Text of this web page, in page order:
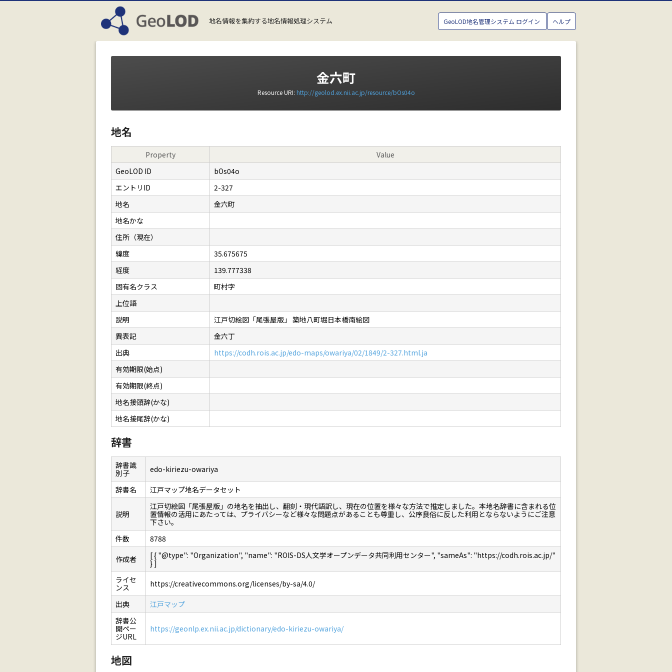
地名情報を集約する地名情報処理システム GeoLOD地名管理システム ログイン ヘルプ
金六町
Resource URI: http://geolod.ex.nii.ac.jp/resource/bOs04o
地名
Property
Value
GeoLOD ID
bOs04o
エントリID
2-327
地名
金六町
地名かな
住所（現在）
緯度
35.675675
経度
139.777338
固有名クラス
町村字
上位語
説明
江戸切絵図「尾張屋版」 築地八町堀日本橋南絵図
異表記
金六丁
出典
https://codh.rois.ac.jp/edo-maps/owariya/02/1849/2-327.html.ja
有効期限(始点)
有効期限(終点)
地名接頭辞(かな)
地名接尾辞(かな)
辞書
辞書識
別子
edo-kiriezu-owariya
辞書名 江戸マップ地名データセット
説明
江戸切絵図「尾張屋版」の地名を抽出し、翻刻・現代語訳し、現在の位置を様々な方法で推定しました。本地名辞書に含まれる位
置情報の活用にあたっては、プライバシーなど様々な問題点があることも尊重し、公序良俗に反した利用とならないようにご注意
下さい。
件数
8788
作成者
[ { "@type": "Organization", "name": "ROIS-DS人文学オープンデータ共同利用センター", "sameAs": "https://codh.rois.ac.jp/"
} ]
ライセ
ンス
https://creativecommons.org/licenses/by-sa/4.0/
出典
江戸マップ
辞書公
開ペー
ジURL
https://geonlp.ex.nii.ac.jp/dictionary/edo-kiriezu-owariya/
地図